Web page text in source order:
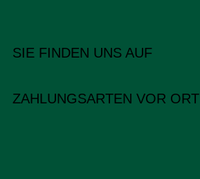
SIE FINDEN UNS AUF
ZAHLUNGSARTEN VOR ORT